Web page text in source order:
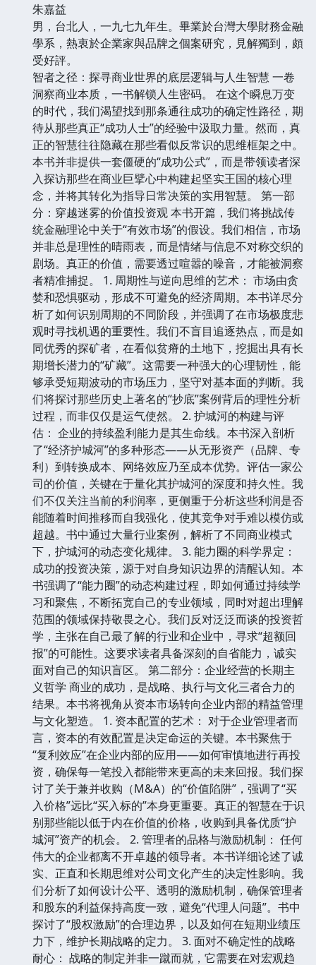
朱嘉益
男，台北人，一九七九年生。畢業於台灣大學財務金融
學系，熱衷於企業家與品牌之個案研究，見解獨到，頗
受好評。
智者之径：探寻商业世界的底层逻辑与人生智慧 一卷
洞察商业本质，一书解锁人生密码。 在这个瞬息万变
的时代，我们渴望找到那条通往成功的确定性路径，期
待从那些真正“成功人士”的经验中汲取力量。然而，真
正的智慧往往隐藏在那些看似反常识的思维框架之中。
本书并非提供一套僵硬的“成功公式”，而是带领读者深
入探访那些在商业巨擘心中构建起坚实王国的核心理
念，并将其转化为指导日常决策的实用智慧。 第一部
分：穿越迷雾的价值投资观 本书开篇，我们将挑战传
统金融理论中关于“有效市场”的假设。我们相信，市场
并非总是理性的晴雨表，而是情绪与信息不对称交织的
剧场。真正的价值，需要透过喧嚣的噪音，才能被洞察
者精准捕捉。 1. 周期性与逆向思维的艺术： 市场由贪
婪和恐惧驱动，形成不可避免的经济周期。本书详尽分
析了如何识别周期的不同阶段，并强调了在市场极度悲
观时寻找机遇的重要性。我们不盲目追逐热点，而是如
同优秀的探矿者，在看似贫瘠的土地下，挖掘出具有长
期增长潜力的“矿藏”。这需要一种强大的心理韧性，能
够承受短期波动的市场压力，坚守对基本面的判断。我
们将探讨那些历史上著名的“抄底”案例背后的理性分析
过程，而非仅仅是运气使然。 2. 护城河的构建与评
估： 企业的持续盈利能力是其生命线。本书深入剖析
了“经济护城河”的多种形态——从无形资产（品牌、专
利）到转换成本、网络效应乃至成本优势。评估一家公
司的价值，关键在于量化其护城河的深度和持久性。我
们不仅关注当前的利润率，更侧重于分析这些利润是否
能随着时间推移而自我强化，使其竞争对手难以模仿或
超越。书中通过大量行业案例，解析了不同商业模式
下，护城河的动态变化规律。 3. 能力圈的科学界定：
成功的投资决策，源于对自身知识边界的清醒认知。本
书强调了“能力圈”的动态构建过程，即如何通过持续学
习和聚焦，不断拓宽自己的专业领域，同时对超出理解
范围的领域保持敬畏之心。我们反对泛泛而谈的投资哲
学，主张在自己最了解的行业和企业中，寻求“超额回
报”的可能性。这要求读者具备深刻的自省能力，诚实
面对自己的知识盲区。 第二部分：企业经营的长期主
义哲学 商业的成功，是战略、执行与文化三者合力的
结果。本书将视角从资本市场转向企业内部的精益管理
与文化塑造。 1. 资本配置的艺术： 对于企业管理者而
言，资本的有效配置是决定命运的关键。本书聚焦于
“复利效应”在企业内部的应用——如何审慎地进行再投
资，确保每一笔投入都能带来更高的未来回报。我们探
讨了关于兼并收购（M&A）的“价值陷阱”，强调了“买
入价格”远比“买入标的”本身更重要。真正的智慧在于识
别那些能以低于内在价值的价格，收购到具备优质“护
城河”资产的机会。 2. 管理者的品格与激励机制： 任何
伟大的企业都离不开卓越的领导者。本书详细论述了诚
实、正直和长期思维对公司文化产生的决定性影响。我
们分析了如何设计公平、透明的激励机制，确保管理者
和股东的利益保持高度一致，避免“代理人问题”。书中
探讨了“股权激励”的合理边界，以及如何在短期业绩压
力下，维护长期战略的定力。 3. 面对不确定性的战略
耐心： 战略的制定并非一蹴而就，它需要在对宏观趋